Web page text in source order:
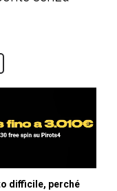
difficile, perché